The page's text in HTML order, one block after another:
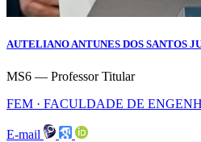
AUTELIANO ANTUNES DOS SANTOS
MS6 — Professor Titular
FEM · FACULDADE DE
E-mail